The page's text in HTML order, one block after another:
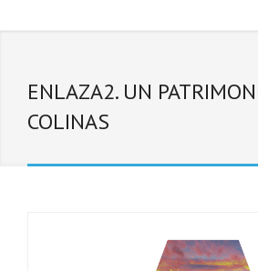
ENLAZA2. UN
COLINAS